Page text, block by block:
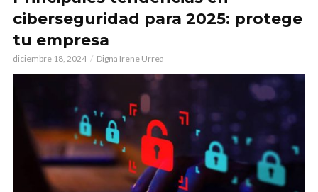
ciberseguridad para 2025: protege
tu empresa
diciembre 18, 2024 Digna Irene Urrea